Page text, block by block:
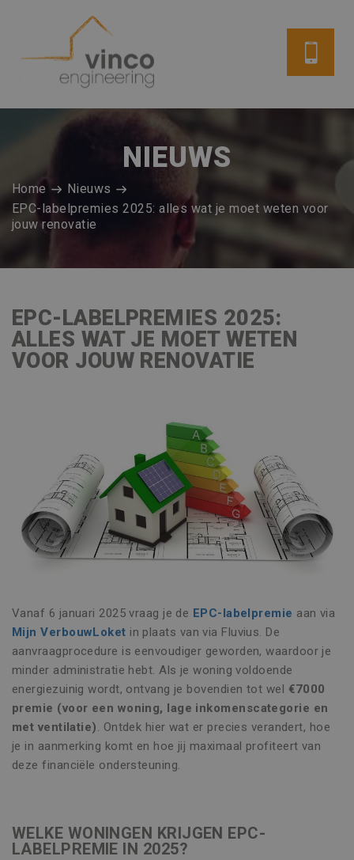
NIEUWS
Home
Nieuws
EPC-labelpremies 2025: alles wat je moet weten voor
jouw renovatie
EPC-LABELPREMIES 2025:
ALLES WAT JE MOET WETEN
VOOR JOUW RENOVATIE
Vanaf 6 januari 2025 vraag je de EPC-labelpremie aan via
Mijn VerbouwLoket in plaats van via Fluvius. De
aanvraagprocedure is eenvoudiger geworden, waardoor je
minder administratie hebt. Als je woning voldoende
energiezuinig wordt, ontvang je bovendien tot wel €7000
premie (voor een woning, lage inkomenscategorie en
met ventilatie). Ontdek hier wat er precies verandert, hoe
je in aanmerking komt en hoe jij maximaal profiteert van
deze financiële ondersteuning.
WELKE WONINGEN KRIJGEN EPC-
LABELPREMIE IN 2025?